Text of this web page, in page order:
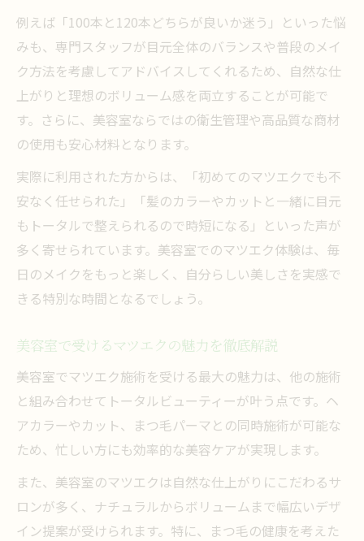
を実現
美容室ならではの悩み別マツエク提案が魅
力
美容室のマツエク本数選びで失敗しないコ
ツ
美容室で本数別マツエクの違いを体験しよ
う
美容室で相談できる理想のマツエク本数と
美容室だから分かる本数ごとの仕上がりの
違い
ヘアカラーと同時に楽しめる美容室のマツエク
活用術
美容室で叶うヘアカラーとマツエクの同時
施術
美容室活用で時短できるマツエクとヘアの
組み合わせ
例えば「100本と120本どちらが良いか迷う」といった悩
みも、専門スタッフが目元全体のバランスや普段のメイ
ク方法を考慮してアドバイスしてくれるため、自然な仕
上がりと理想のボリューム感を両立することが可能で
す。さらに、美容室ならではの衛生管理や高品質な商材
の使用も安心材料となります。
実際に利用された方からは、「初めてのマツエクでも不
安なく任せられた」「髪のカラーやカットと一緒に目元
もトータルで整えられるので時短になる」といった声が
多く寄せられています。美容室でのマツエク体験は、毎
日のメイクをもっと楽しく、自分らしい美しさを実感で
きる特別な時間となるでしょう。
美容室で受けるマツエクの魅力を徹底解説
美容室でマツエク施術を受ける最大の魅力は、他の施術
と組み合わせてトータルビューティーが叶う点です。ヘ
アカラーやカット、まつ毛パーマとの同時施術が可能な
ため、忙しい方にも効率的な美容ケアが実現します。
また、美容室のマツエクは自然な仕上がりにこだわるサ
ロンが多く、ナチュラルからボリュームまで幅広いデザ
イン提案が受けられます。特に、まつ毛の健康を考えた